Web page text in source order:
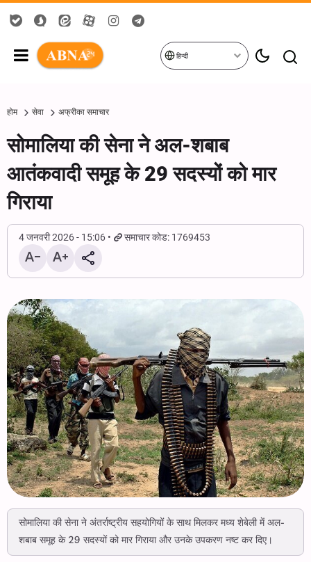
हिन्दी
होम सेवा अफ्रीका समाचार
सोमालिया की सेना ने अल-शबाब
आतंकवादी समूह के 29 सदस्यों को मार
गिराया
4 जनवरी 2026 - 15:06 समाचार कोड: 1769453
सोमालिया की सेना ने अंतर्राष्ट्रीय सहयोगियों के साथ मिलकर मध्य शेबेली में अल-
शबाब समूह के 29 सदस्यों को मार गिराया और उनके उपकरण नष्ट कर दिए।